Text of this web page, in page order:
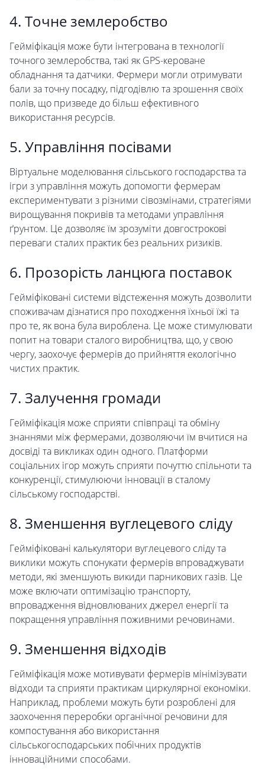
4. Точне землеробство
Гейміфікація може бути інтегрована в технології
точного землеробства, такі як GPS-кероване
обладнання та датчики. Фермери могли отримувати
бали за точну посадку, підгодівлю та зрошення своїх
полів, що призведе до більш ефективного
використання ресурсів.
5. Управління посівами
Віртуальне моделювання сільського господарства та
ігри з управління можуть допомогти фермерам
експериментувати з різними сівозмінами, стратегіями
вирощування покривів та методами управління
ґрунтом. Це дозволяє їм зрозуміти довгострокові
переваги сталих практик без реальних ризиків.
6. Прозорість ланцюга поставок
Гейміфіковані системи відстеження можуть дозволити
споживачам дізнатися про походження їхньої їжі та
про те, як вона була вироблена. Це може стимулювати
попит на товари сталого виробництва, що, у свою
чергу, заохочує фермерів до прийняття екологічно
чистих практик.
7. Залучення громади
Гейміфікація може сприяти співпраці та обміну
знаннями між фермерами, дозволяючи їм вчитися на
досвіді та викликах один одного. Платформи
соціальних ігор можуть сприяти почуттю спільноти та
конкуренції, стимулюючи інновації в сталому
сільському господарстві.
8. Зменшення вуглецевого сліду
Гейміфіковані калькулятори вуглецевого сліду та
виклики можуть спонукати фермерів впроваджувати
методи, які зменшують викиди парникових газів. Це
може включати оптимізацію транспорту,
впровадження відновлюваних джерел енергії та
покращення управління поживними речовинами.
9. Зменшення відходів
Гейміфікація може мотивувати фермерів мінімізувати
відходи та сприяти практикам циркулярної економіки.
Наприклад, проблеми можуть бути розроблені для
заохочення переробки органічної речовини для
компостування або використання
сільськогосподарських побічних продуктів
інноваційними способами.